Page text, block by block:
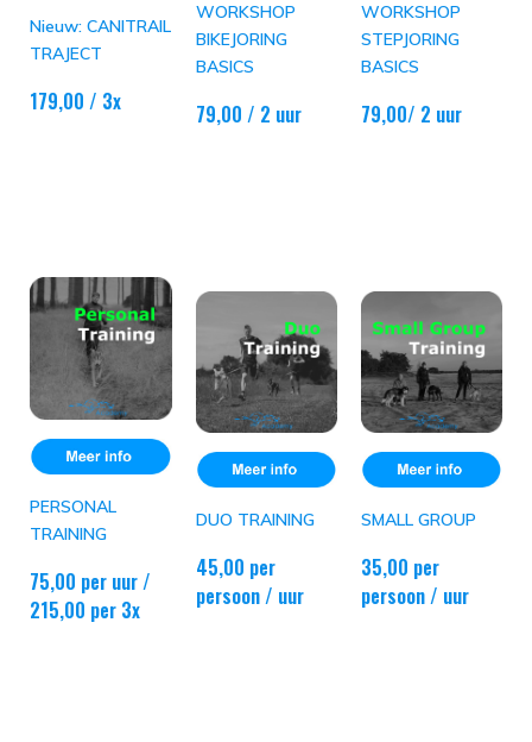
Nieuw: CANITRAIL
TRAJECT
179,00 / 3x
WORKSHOP
BIKEJORING
BASICS
79,00 / 2 uur
WORKSHOP
STEPJORING
BASICS
79,00/ 2 uur
PERSONAL
TRAINING
75,00 per uur /
215,00 per 3x
DUO TRAINING
45,00 per
persoon / uur
SMALL GROUP
35,00 per
persoon / uur